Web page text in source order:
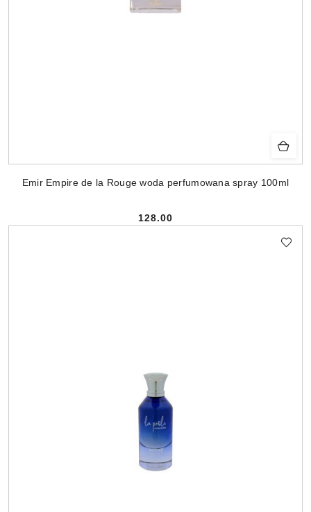
Emir Empire de la Rouge woda perfumowana spray 100ml
Cena:
128.00